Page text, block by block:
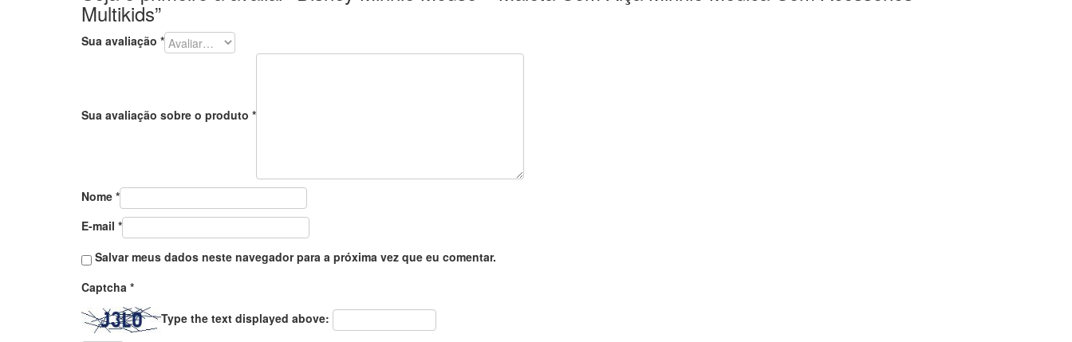
Multikids”
Sua avaliação *
Sua avaliação sobre o produto *
Nome *
E-mail *
Salvar meus dados neste navegador para a próxima vez que eu comentar.
Captcha *
Type the text displayed above: